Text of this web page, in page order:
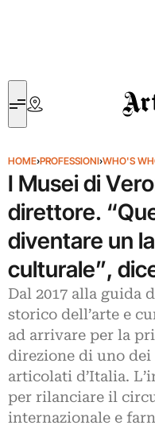
HOME›PROFESSIONI›WHO'S
I Musei di
direttore.
diventare un
culturale”,
Dal 2017 alla guida
storico dell’arte e
ad arrivare per la
direzione di uno
articolati d’Italia.
per rilanciare il
internazionale e